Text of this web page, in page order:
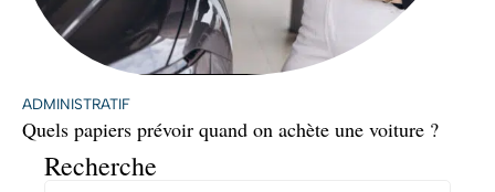
ADMINISTRATIF
Quels papiers prévoir quand on achète une voiture ?
Recherche